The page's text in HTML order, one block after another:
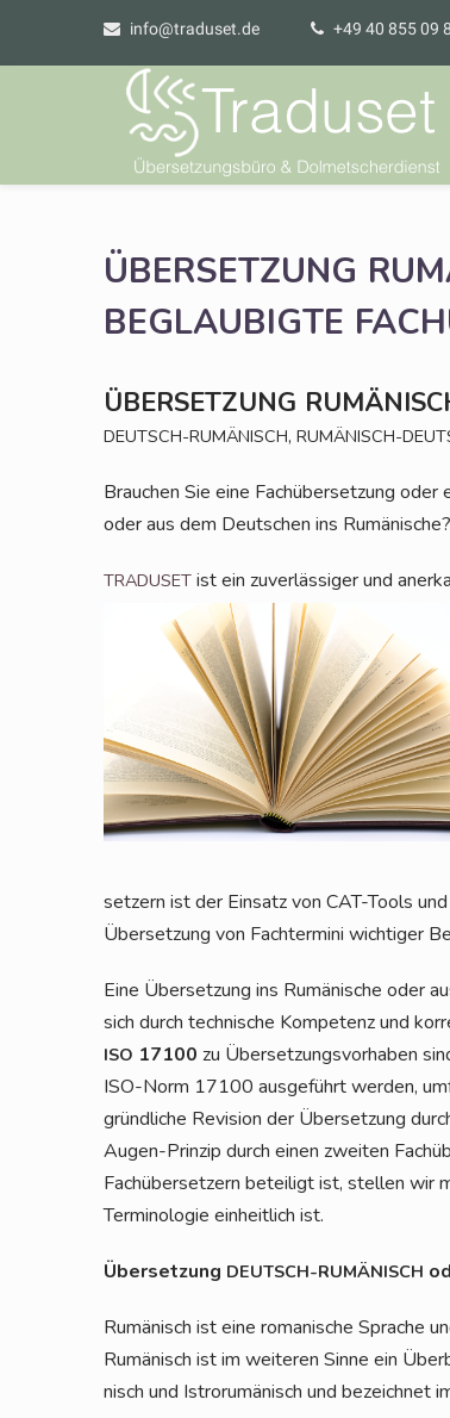
info@traduset.de +49 40 855 09
ÜBERSETZUNG
BEGLAUBIGTE
ÜBERSETZUNG
DEUTSCH-RUMÄNISCH, RUMÄNISCH-
Brau­chen Sie eine Fach­über­set­zung oder
oder aus dem Deut­schen ins Rumänische?
TRADUSET ist ein zuver­läs­si­ger und
set­zern ist der Ein­satz von CAT-Tools
Über­set­zung von Fach­ter­mi­ni wich­ti­ger
Eine Über­set­zung ins Rumä­ni­sche oder
sich durch tech­ni­sche Kom­pe­tenz und
ISO 17100 zu Über­set­zungs­vor­ha­ben
ISO-Norm 17100 aus­ge­führt wer­den,
gründ­li­che Revi­si­on der Über­set­zung
Augen-Prin­zip durch einen zwei­ten
Fach­über­set­zern betei­ligt ist, stel­len wir
Ter­mi­no­lo­gie ein­heit­lich ist.
Über­set­zung DEUTSCH-RUMÄNISCH
Rumä­nisch ist eine roma­ni­sche Spra­che
Rumä­nisch ist im wei­te­ren Sin­ne ein
nisch und Istroru­mä­nisch und bezeich­net